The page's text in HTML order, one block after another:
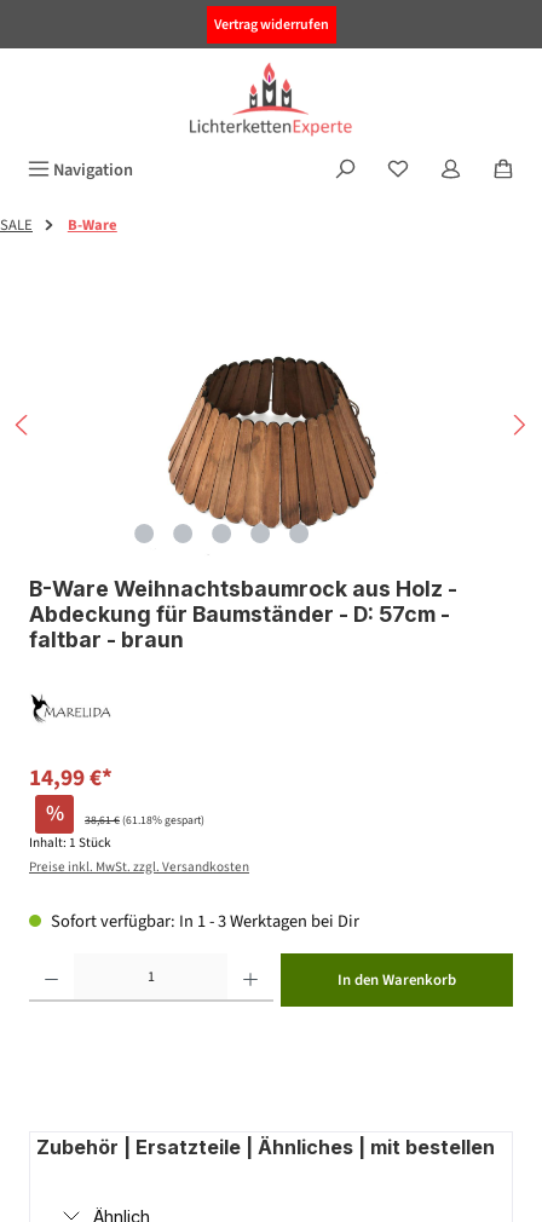
Vertrag widerrufen
Navigation
SALE B-Ware
B-Ware Weihnachtsbaumrock aus Holz -
Abdeckung für Baumständer - D: 57cm -
faltbar - braun
14,99 €*
% 38,61 €(61.18% gespart)
Inhalt: 1 Stück
Preise inkl. MwSt. zzgl. Versandkosten
Sofort verfügbar: In 1 - 3 Werktagen bei Dir
In den Warenkorb
Zubehör | Ersatzteile | Ähnliches | mit bestellen
Ähnlich